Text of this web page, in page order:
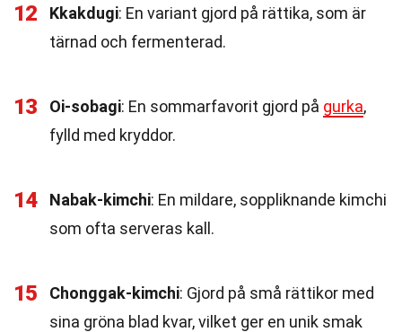
12 Kkakdugi: En variant gjord på rättika, som är
tärnad och fermenterad.
13 Oi-sobagi: En sommarfavorit gjord på gurka,
fylld med kryddor.
14 Nabak-kimchi: En mildare, soppliknande kimchi
som ofta serveras kall.
15 Chonggak-kimchi: Gjord på små rättikor med
sina gröna blad kvar, vilket ger en unik smak